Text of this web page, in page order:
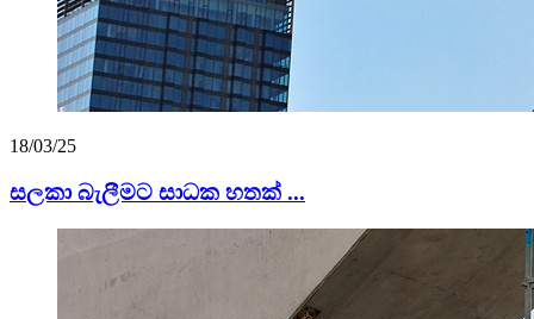
18/03/25
සලකා බැලීමට සාධක හතක් ...